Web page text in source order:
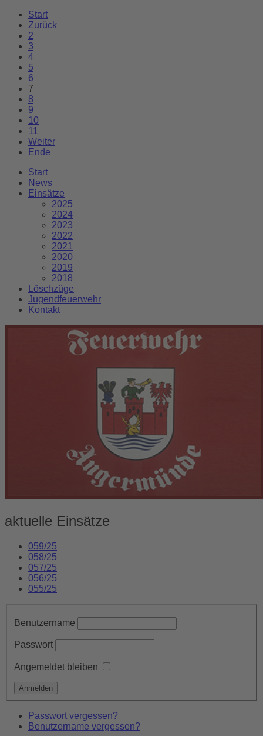
Start
Zurück
2
3
4
5
6
7
8
9
10
11
Weiter
Ende
Start
News
Einsätze
2025
2024
2023
2022
2021
2020
2019
2018
Löschzüge
Jugendfeuerwehr
Kontakt
aktuelle Einsätze
059/25
058/25
057/25
056/25
055/25
Benutzername
Passwort
Angemeldet bleiben
Passwort vergessen?
Benutzername vergessen?